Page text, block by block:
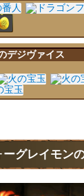
デジヴァイス
グレイモン